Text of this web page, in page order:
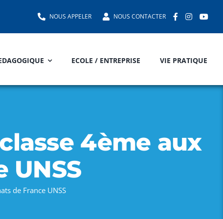
NOUS APPELER NOUS CONTACTER
ECOLE / ENTREPRISE VIE PRATIQUE
4ème aux
UNSS
de France UNSS